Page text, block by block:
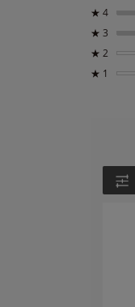
★ 4
★ 3
★ 2
★ 1